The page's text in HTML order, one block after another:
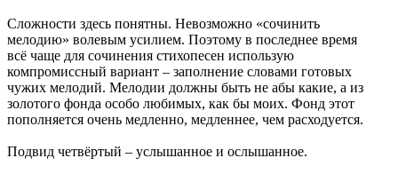
Сложности здесь понятны. Невозможно «сочинить
мелодию» волевым усилием. Поэтому в последнее время
всё чаще для сочинения стихопесен использую
компромиссный вариант – заполнение словами готовых
чужих мелодий. Мелодии должны быть не абы какие, а из
золотого фонда особо любимых, как бы моих. Фонд этот
пополняется очень медленно, медленнее, чем расходуется.
Подвид четвёртый – услышанное и ослышанное.